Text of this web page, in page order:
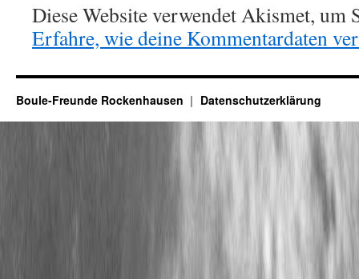
Diese Website verwendet Akismet, um
Erfahre, wie deine Kommentardaten
Boule-Freunde Rockenhausen Datenschutzerklärung